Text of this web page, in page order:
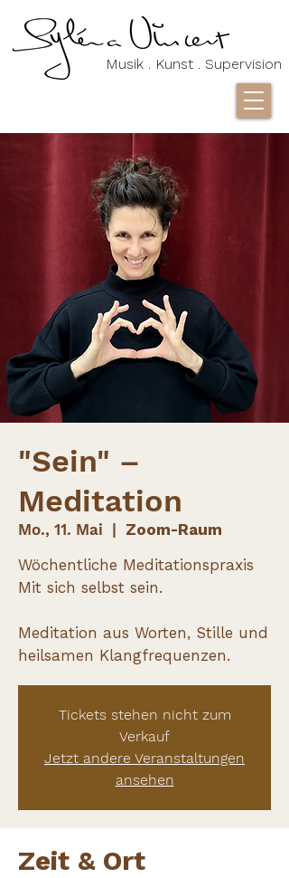
Musik . Kunst . Supervision
"Sein" –
Meditation
Mo., 11. Mai
Zoom-Raum
Wöchentliche Meditationspraxis
Mit sich selbst sein.
Meditation aus Worten, Stille und
heilsamen Klangfrequenzen.
Tickets stehen nicht zum
Verkauf
Jetzt andere Veranstaltungen
ansehen
Zeit & Ort